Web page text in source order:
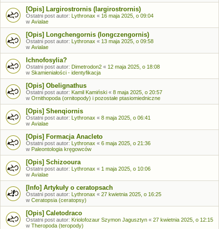
[Opis] Largirostrornis (largirostrornis)
Ostatni post autor: Lythronax « 16 maja 2025, o 09:04
w Avialae
[Opis] Longchengornis (longczengornis)
Ostatni post autor: Lythronax « 13 maja 2025, o 09:58
w Avialae
Ichnofosylia?
Ostatni post autor: Dimetrodon2 « 12 maja 2025, o 18:08
w Skamieniałości - identyfikacja
[Opis] Obelignathus
Ostatni post autor: Kamil Kamiński « 8 maja 2025, o 20:57
w Ornithopoda (ornitopody) i pozostałe ptasiomiedniczne
[Opis] Shenqiornis
Ostatni post autor: Lythronax « 8 maja 2025, o 06:41
w Avialae
[Opis] Formacja Anacleto
Ostatni post autor: Lythronax « 6 maja 2025, o 21:36
w Paleontologia kręgowców
[Opis] Schizooura
Ostatni post autor: Lythronax « 1 maja 2025, o 10:06
w Avialae
[Info] Artykuły o ceratopsach
Ostatni post autor: Lythronax « 27 kwietnia 2025, o 16:25
w Ceratopsia (ceratopsy)
[Opis] Caletodraco
Ostatni post autor: Kriolofozaur Szymon Jagusztyn « 27 kwietnia 2025, o 12:15
w Theropoda (teropody)